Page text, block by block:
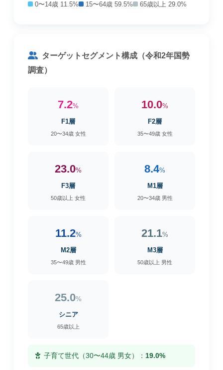
0〜14歳 11.5% 15〜64歳 59.5% 65歳以上 29.0%
ターゲットセグメント構成（令和2年国勢
調査）
7.2%
F1層
20〜34歳 女性
10.0%
F2層
35〜49歳 女性
23.0%
F3層
50歳以上 女性
8.4%
M1層
20〜34歳 男性
11.2%
M2層
35〜49歳 男性
21.1%
M3層
50歳以上 男性
25.0%
シニア
65歳以上
子育て世代（30〜44歳 男女）： 19.0%